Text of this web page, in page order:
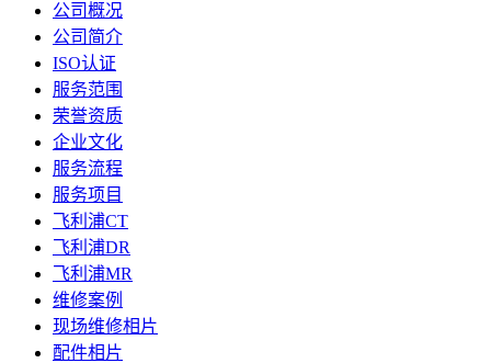
公司概况
公司简介
ISO认证
服务范围
荣誉资质
企业文化
服务流程
服务项目
飞利浦CT
飞利浦DR
飞利浦MR
维修案例
现场维修相片
配件相片